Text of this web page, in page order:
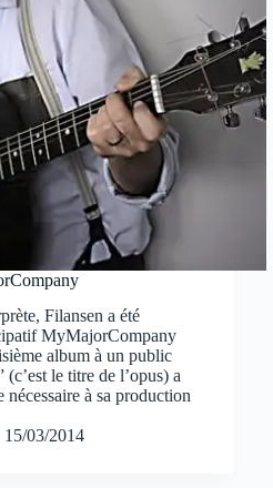
Filansen a été
MyMajorCompany
album à un public
le titre de l’opus) a
à sa production
15/03/2014